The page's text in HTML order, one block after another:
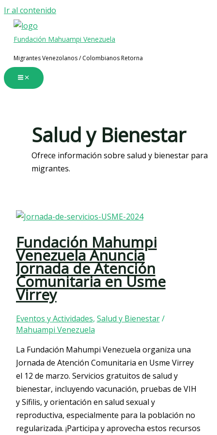
Ir al contenido
Fundación Mahuampi Venezuela
Migrantes Venezolanos / Colombianos Retorna
Salud y Bienestar
Ofrece información sobre salud y bienestar para
migrantes.
Fundación Mahumpi
Venezuela Anuncia
Jornada de Atención
Comunitaria en Usme
Virrey
Eventos y Actividades, Salud y Bienestar/
Mahuampi Venezuela
La Fundación Mahumpi Venezuela organiza una
Jornada de Atención Comunitaria en Usme Virrey
el 12 de marzo. Servicios gratuitos de salud y
bienestar, incluyendo vacunación, pruebas de VIH
y Sífilis, y orientación en salud sexual y
reproductiva, especialmente para la población no
regularizada. ¡Participa y aprovecha estos recursos